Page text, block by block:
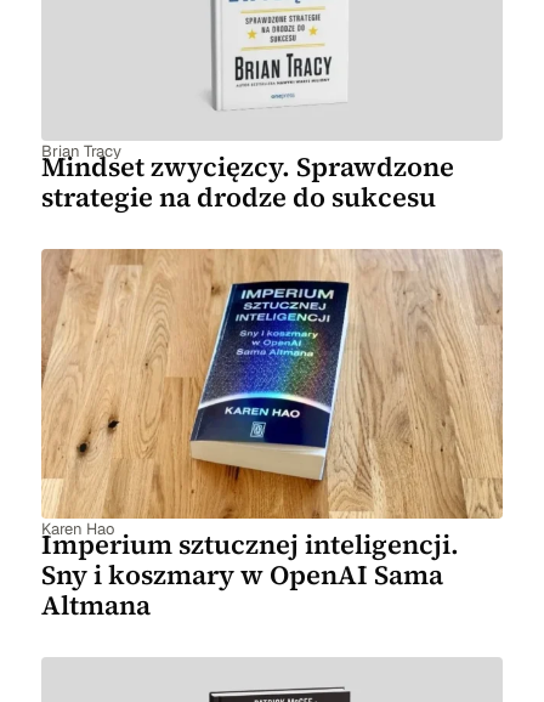
Brian Tracy
Mindset zwycięzcy. Sprawdzone
strategie na drodze do sukcesu
Karen Hao
Imperium sztucznej inteligencji.
Sny i koszmary w OpenAI Sama
Altmana